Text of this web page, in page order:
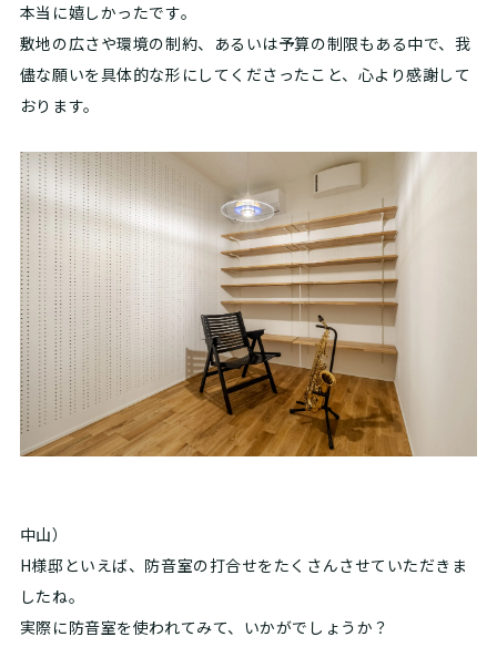
本当に嬉しかったです。
敷地の広さや環境の制約、あるいは予算の制限もある中で、我
儘な願いを具体的な形にしてくださったこと、心より感謝して
おります。
中山）
H様邸といえば、防音室の打合せをたくさんさせていただきま
したね。
実際に防音室を使われてみて、いかがでしょうか？